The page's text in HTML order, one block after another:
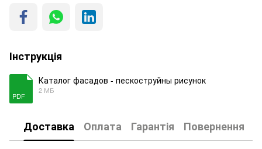
Інструкція
PDF
Каталог фасадов - пескоструйны рисунок
2 МБ
Доставка Оплата Гарантія Повернення